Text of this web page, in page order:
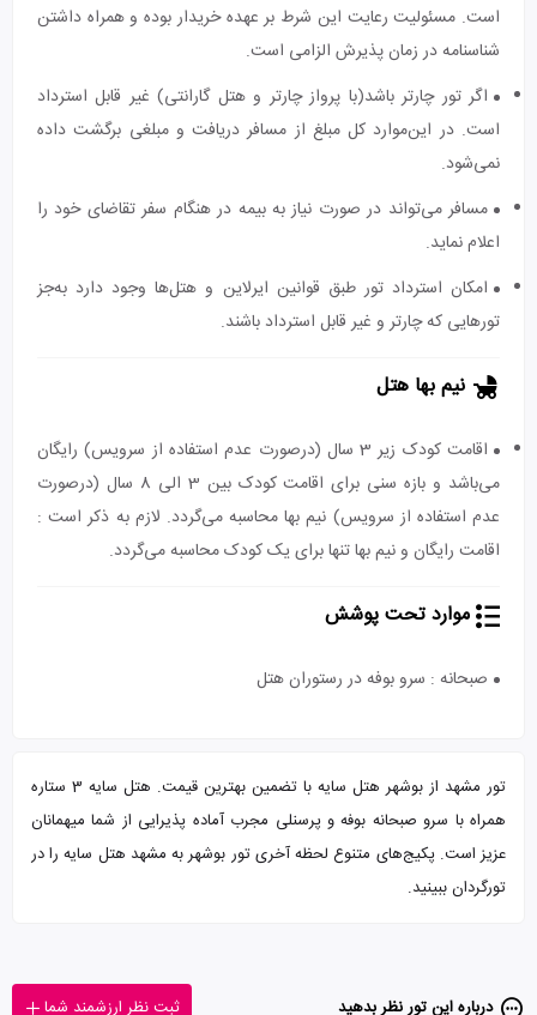
است. مسئولیت رعایت این شرط بر عهده خریدار بوده و همراه داشتن
شناسنامه در زمان پذیرش الزامی است.
اگر تور چارتر باشد(با پرواز چارتر و هتل گارانتی) غیر قابل استرداد
است. در این‌موارد کل مبلغ از مسافر دریافت و مبلغی برگشت داده
نمی‌شود.
مسافر می‌تواند در صورت نیاز به بیمه در هنگام سفر تقاضای خود را
اعلام نماید.
امکان استرداد تور طبق قوانین ایرلاین و هتل‌ها وجود دارد به‌جز
تورهایی که چارتر و غیر قابل استرداد باشند.
نیم بها هتل
اقامت کودک زیر 3 سال (درصورت عدم استفاده از سرویس) رایگان
می‌باشد و بازه سنی برای اقامت کودک بین 3 الی 8 سال (درصورت
عدم استفاده از سرویس) نیم بها محاسبه می‌گردد. لازم به ذکر است :
اقامت رایگان و نیم بها تنها برای یک کودک محاسبه می‌گردد.
موارد تحت پوشش
صبحانه : سرو بوفه در رستوران هتل
تور مشهد از بوشهر هتل سایه با تضمین بهترین قیمت. هتل سایه 3 ستاره
همراه با سرو صبحانه بوفه و پرسنلی مجرب آماده پذیرایی از شما میهمانان
عزیز است. پکیج‌های متنوع لحظه آخری تور بوشهر به مشهد هتل سایه را در
تورگردان ببینید.
درباره این تور‌ نظر بدهید ثبت نظر ارزشمند شما